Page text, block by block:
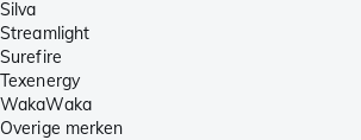
Silva
Streamlight
Surefire
Texenergy
WakaWaka
Overige merken